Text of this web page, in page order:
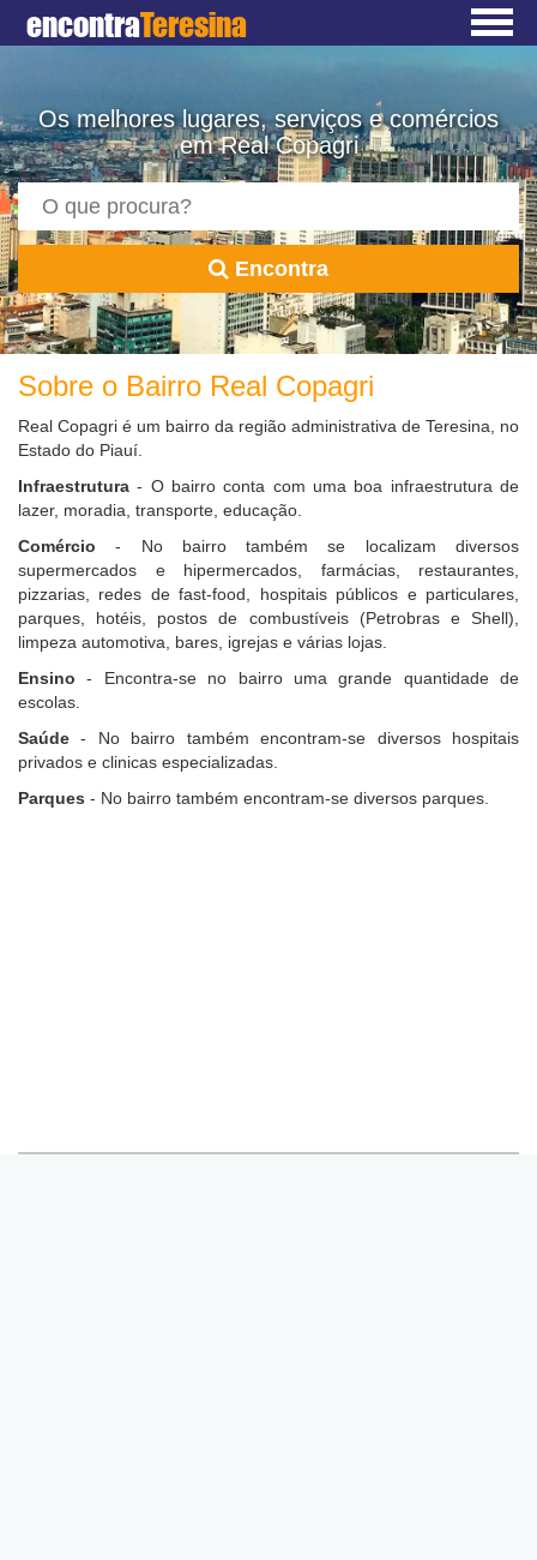
encontraTeresina
Os melhores lugares, serviços e comércios
em Real Copagri
Encontra
Sobre o Bairro Real Copagri
Real Copagri é um bairro da região administrativa de Teresina, no
Estado do Piauí.
Infraestrutura - O bairro conta com uma boa infraestrutura de
lazer, moradia, transporte, educação.
Comércio - No bairro também se localizam diversos
supermercados e hipermercados, farmácias, restaurantes,
pizzarias, redes de fast-food, hospitais públicos e particulares,
parques, hotéis, postos de combustíveis (Petrobras e Shell),
limpeza automotiva, bares, igrejas e várias lojas.
Ensino - Encontra-se no bairro uma grande quantidade de
escolas.
Saúde - No bairro também encontram-se diversos hospitais
privados e clinicas especializadas.
Parques - No bairro também encontram-se diversos parques.